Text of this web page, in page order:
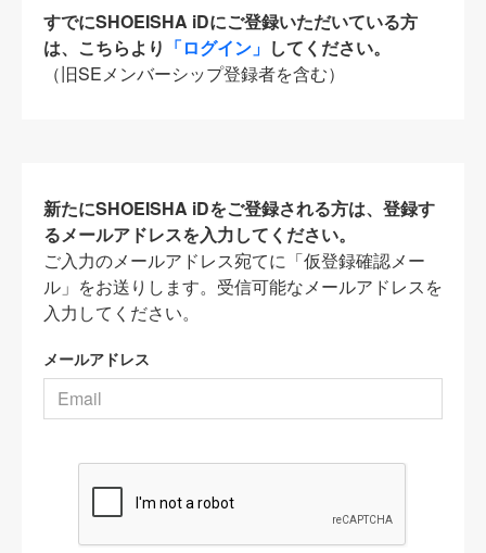
すでにSHOEISHA iDにご登録いただいている方
は、こちらより 「ログイン」 してください。
（旧SEメンバーシップ登録者を含む）
新たにSHOEISHA iDをご登録される方は、登録す
るメールアドレスを入力してください。
ご入力のメールアドレス宛てに「仮登録確認メー
ル」をお送りします。受信可能なメールアドレスを
入力してください。
メールアドレス